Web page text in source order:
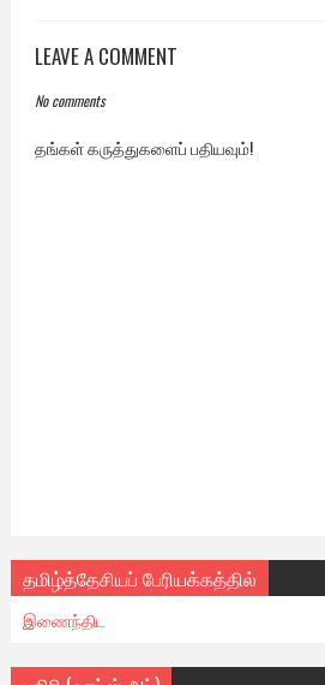
LEAVE A COMMENT
No comments
தங்கள் கருத்துகளைப் பதியவும்!
தமிழ்த்தேசியப் பேரியக்கத்தில்
இணைந்திட